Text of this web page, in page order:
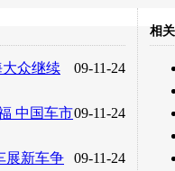
转发至：
09-11-24
众继续
09-11-24
中国车市
09-11-24
展新车争
相